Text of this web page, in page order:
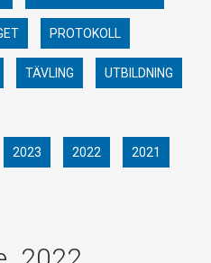
PROTOKOLL
TÄVLING UTBILDNING
2023 2022 2021